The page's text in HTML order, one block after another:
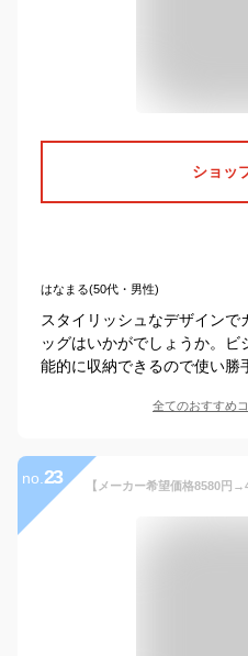
ショッ
はなまる(50代・男性)
スタイリッシュなデザイン
ッグはいかがでしょうか。
能的に収納できるので使い勝
全てのおすすめ
no. 23